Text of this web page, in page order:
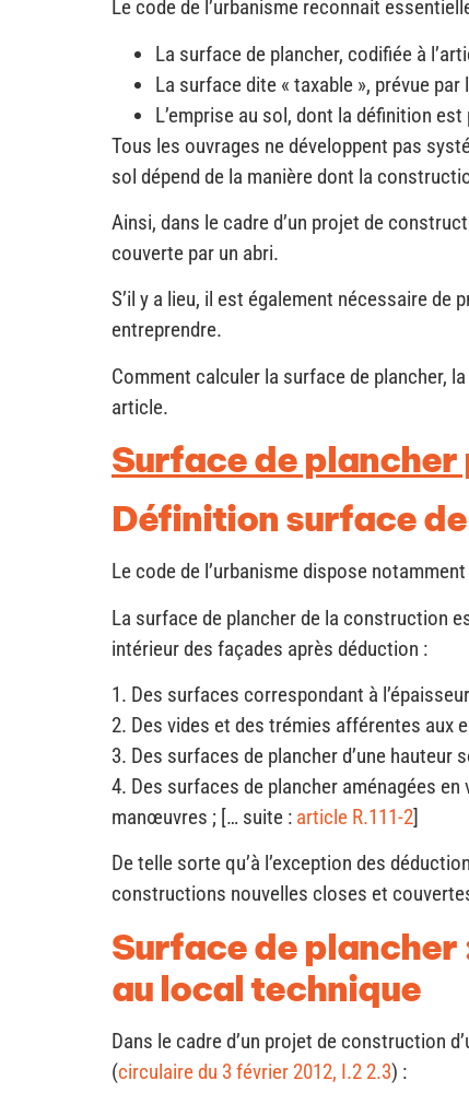
Le code de l’urbanisme reconnait
La surface de plancher, codifiée à
La surface dite « taxable », prévue par
L’emprise au sol, dont la définition
Tous les ouvrages ne développent pas
sol dépend de la manière dont la
Ainsi, dans le cadre d’un projet de
couverte par un abri.
S’il y a lieu, il est également nécessaire de
entreprendre.
Comment calculer la surface de plancher,
article.
Surface de plancher
Définition surface
Le code de l’urbanisme dispose
La surface de plancher de la construction
intérieur des façades après déduction :
1. Des surfaces correspondant à
2. Des vides et des trémies afférentes aux
3. Des surfaces de plancher d’une hauteur
4. Des surfaces de plancher aménagées
manœuvres ; [… suite : article R.111-2]
De telle sorte qu’à l’exception des
constructions nouvelles closes et
Surface de
au local technique
Dans le cadre d’un projet de construction
(circulaire du 3 février 2012, I.2 2.3) :